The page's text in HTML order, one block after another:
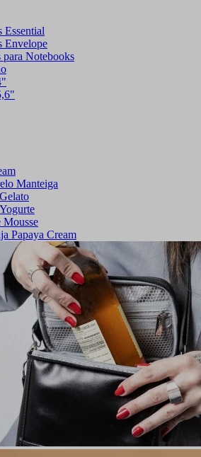
Essential
Envelope
para Notebooks
Manteiga
Mousse
Papaya Cream